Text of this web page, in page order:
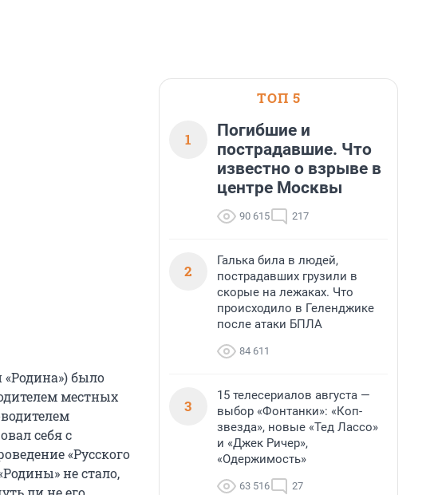
было
местных
себя с
«Русского
не стало,
ТОП 5
1
Погибшие и
пострадавшие. Что
известно о взрыве в
центре Москвы
90 615 217
2
Галька била в людей,
пострадавших грузили в
скорые на лежаках. Что
происходило в Геленджике
после атаки БПЛА
84 611
3
15 телесериалов августа —
выбор «Фонтанки»: «Коп-
звезда», новые «Тед Лассо»
и «Джек Ричер»,
«Одержимость»
63 516 27